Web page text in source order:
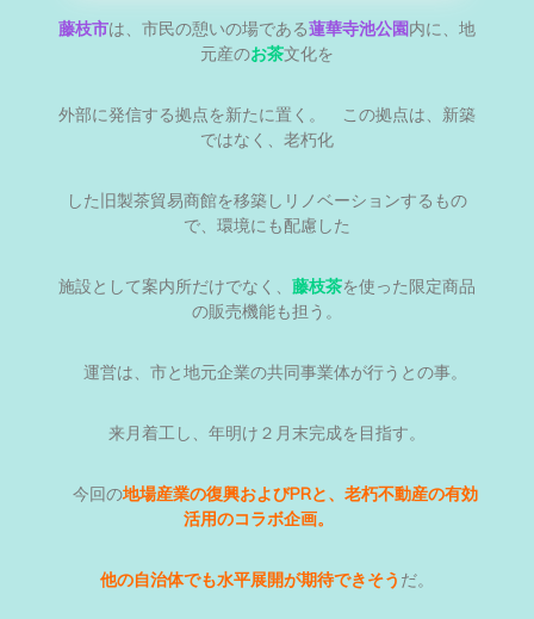
藤枝市は、市民の憩いの場である蓮華寺池公園内に、地
元産のお茶文化を
外部に発信する拠点を新たに置く。 この拠点は、新築
ではなく、老朽化
した旧製茶貿易商館を移築しリノベーションするもの
で、環境にも配慮した
施設として案内所だけでなく、 藤枝茶を使った限定商品
の販売機能も担う。
運営は、市と地元企業の共同事業体が行うとの事。
来月着工し、年明け２月末完成を目指す。
今回の地場産業の復興およびPRと、老朽不動産の有効
活用のコラボ企画。
他の自治体でも水平展開が期待できそう だ。